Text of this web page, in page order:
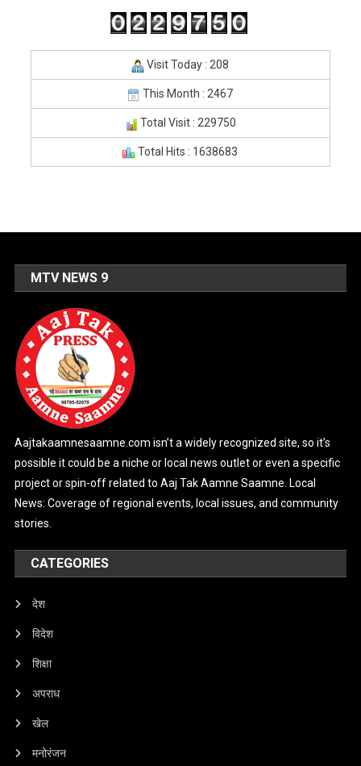
Visit Today : 208
This Month : 2467
Total Visit : 229750
Total Hits : 1638683
MTV NEWS 9
Aajtakaamnesaamne.com isn’t a widely recognized site, so it’s
possible it could be a niche or local news outlet or even a specific
project or spin-off related to Aaj Tak Aamne Saamne. Local
News: Coverage of regional events, local issues, and community
stories.
CATEGORIES
देश
विदेश
शिक्षा
अपराध
खेल
मनोरंजन